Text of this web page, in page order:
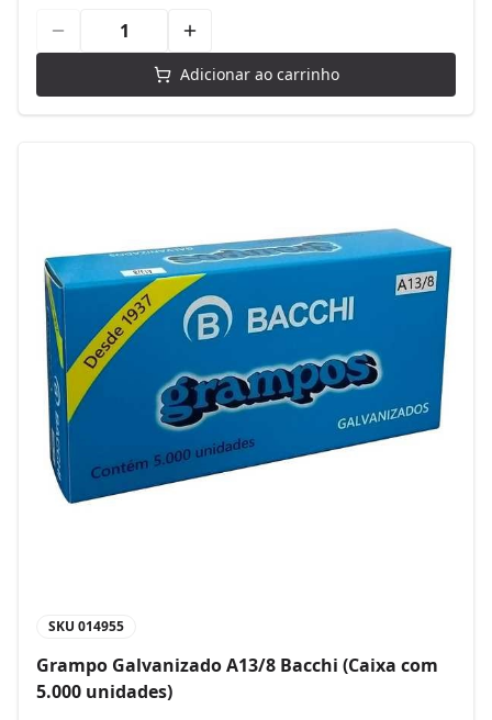
Adicionar ao carrinho
SKU 014955
Grampo Galvanizado A13/8 Bacchi (Caixa com
5.000 unidades)